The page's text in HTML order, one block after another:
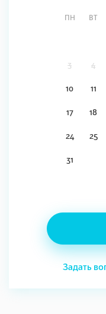
ПН ВТ
3 4
10 11
17 18
24 25
31
Задать